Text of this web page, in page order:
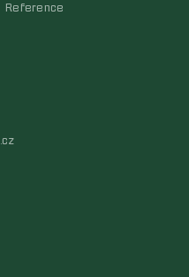
Reference